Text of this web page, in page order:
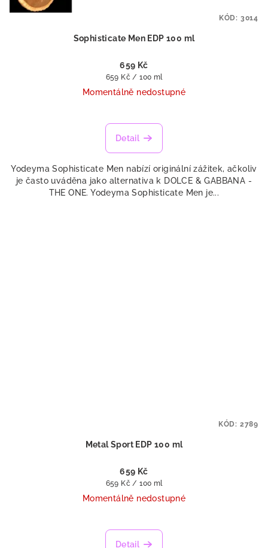
Sophisticate Men EDP 100 ml
659 Kč
Měrná
cena:
659 Kč / 100 ml
Momentálně nedostupné
Detail
Yodeyma Sophisticate Men nabízí originální zážitek, ačkoliv
je často uváděna jako alternativa k DOLCE & GABBANA -
THE ONE. Yodeyma Sophisticate Men je...
KÓD: 3014
Metal Sport EDP 100 ml
659 Kč
Měrná
cena:
659 Kč / 100 ml
Momentálně nedostupné
hodnocení
produktu
Detail
KÓD: 2789